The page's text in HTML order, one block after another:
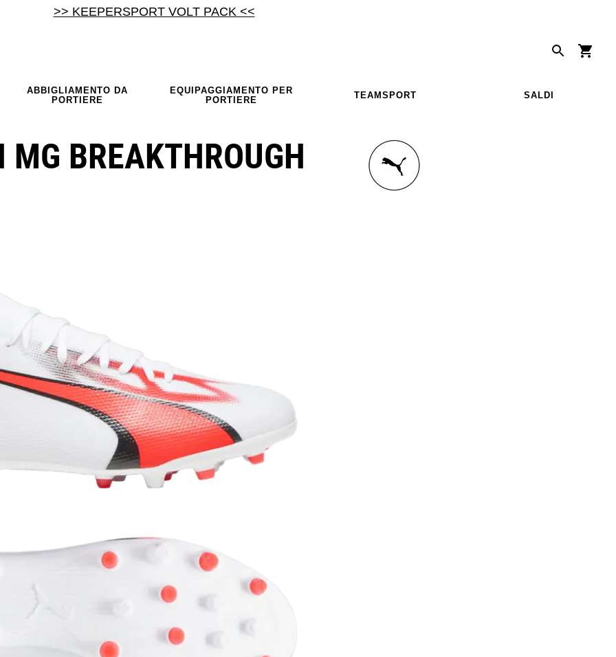
>> KEEPERSPORT VOLT PACK <<
ABBIGLIAMENTO DA
PORTIERE
EQUIPAGGIAMENTO PER
PORTIERE
TEAMSPORT SALDI
BREAKTHROUGH